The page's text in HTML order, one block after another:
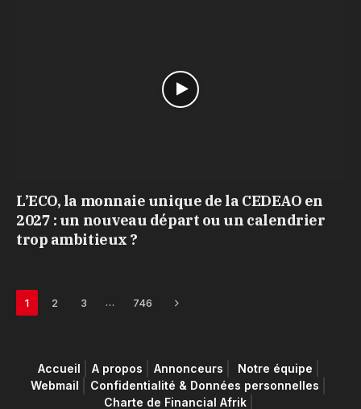
L’ECO, la monnaie unique de la CEDEAO en
2027 : un nouveau départ ou un calendrier
trop ambitieux ?
1 2 3 … 746 Next
Accueil A propos Annonceurs
Notre équipe
Webmail
Confidentialité & Données personnelles
Charte de Financial Afrik